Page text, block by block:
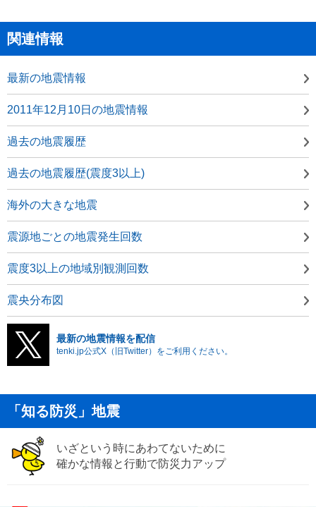
関連情報
最新の地震情報
2011年12月10日の地震情報
過去の地震履歴
過去の地震履歴(震度3以上)
海外の大きな地震
震源地ごとの地震発生回数
震度3以上の地域別観測回数
震央分布図
最新の地震情報を配信
tenki.jp公式X（旧Twitter）をご利用ください。
「知る防災」地震
いざという時にあわてないために
確かな情報と行動で防災力アップ